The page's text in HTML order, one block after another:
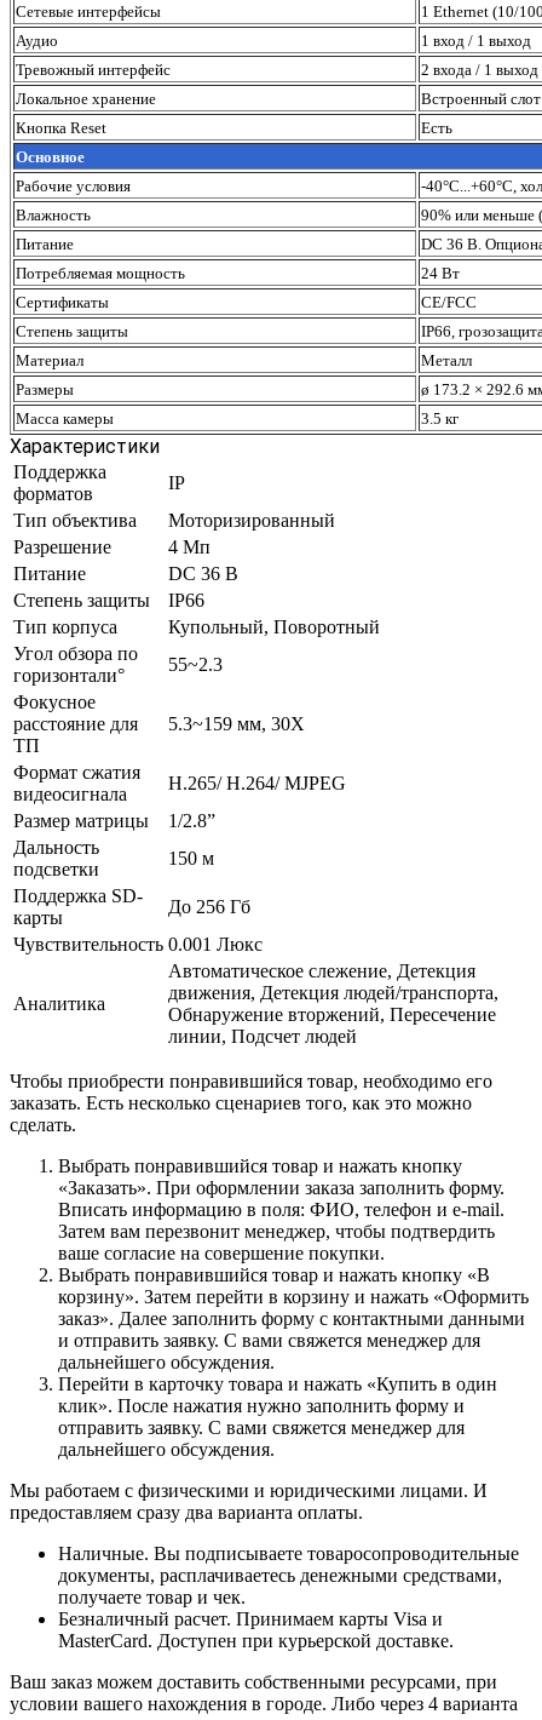
Сетевые интерфейсы
1 Ethernet (10/
Аудио
1 вход / 1 выход
Тревожный интерфейс
2 входа / 1 выход
Локальное хранение
Встроенный
Кнопка Reset
Есть
Основное
Рабочие условия
-40°C...+60°C,
Влажность
90% или меньше
Питание
DC 36 В.
Потребляемая мощность
24 Вт
Сертификаты
CE/FCC
Степень защиты
IP66,
Материал
Металл
Размеры
ø 173.2 × 292.6
Масса камеры
3.5 кг
Характеристики
Поддержка
форматов
IP
Тип объектива
Моторизированный
Разрешение
4 Mп
Питание
DC 36 В
Степень защиты
IP66
Тип корпуса
Купольный, Поворотный
Угол обзора по
горизонтали°
55~2.3
Фокусное
расстояние для
ТП
5.3~159 мм, 30Х
Формат сжатия
видеосигнала
H.265/ H.264/ MJPEG
Размер матрицы
1/2.8”
Дальность
подсветки
150 м
Поддержка SD-
карты
До 256 Гб
Чувствительность 0.001 Люкс
Аналитика
Автоматическое слежение, Детекция
движения, Детекция людей/транспорта,
Обнаружение вторжений, Пересечение
линии, Подсчет людей
Чтобы приобрести понравившийся товар, необходимо его
заказать. Есть несколько сценариев того, как это можно
сделать.
Выбрать понравившийся товар и нажать кнопку
«Заказать». При оформлении заказа заполнить форму.
Вписать информацию в поля: ФИО, телефон и e-mail.
Затем вам перезвонит менеджер, чтобы подтвердить
ваше согласие на совершение покупки.
Выбрать понравившийся товар и нажать кнопку «В
корзину». Затем перейти в корзину и нажать «Оформить
заказ». Далее заполнить форму с контактными данными
и отправить заявку. С вами свяжется менеджер для
дальнейшего обсуждения.
Перейти в карточку товара и нажать «Купить в один
клик». После нажатия нужно заполнить форму и
отправить заявку. С вами свяжется менеджер для
дальнейшего обсуждения.
Мы работаем с физическими и юридическими лицами. И
предоставляем сразу два варианта оплаты.
Наличные. Вы подписываете товаросопроводительные
документы, расплачиваетесь денежными средствами,
получаете товар и чек.
Безналичный расчет. Принимаем карты Visa и
MasterCard. Доступен при курьерской доставке.
Ваш заказ можем доставить собственными ресурсами, при
условии вашего нахождения в городе. Либо через 4 варианта